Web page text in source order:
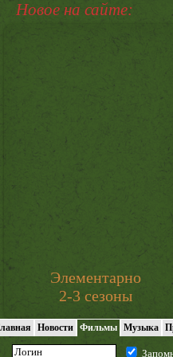
Новое на сайте:
Элементарно
2-3 сезоны
Новости Фильмы Музыка